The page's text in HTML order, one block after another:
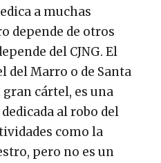
a muchas
depende de otros
del CJNG. El
del Marro o de Santa
gran cártel, es una
al robo del
como la
pero no es un